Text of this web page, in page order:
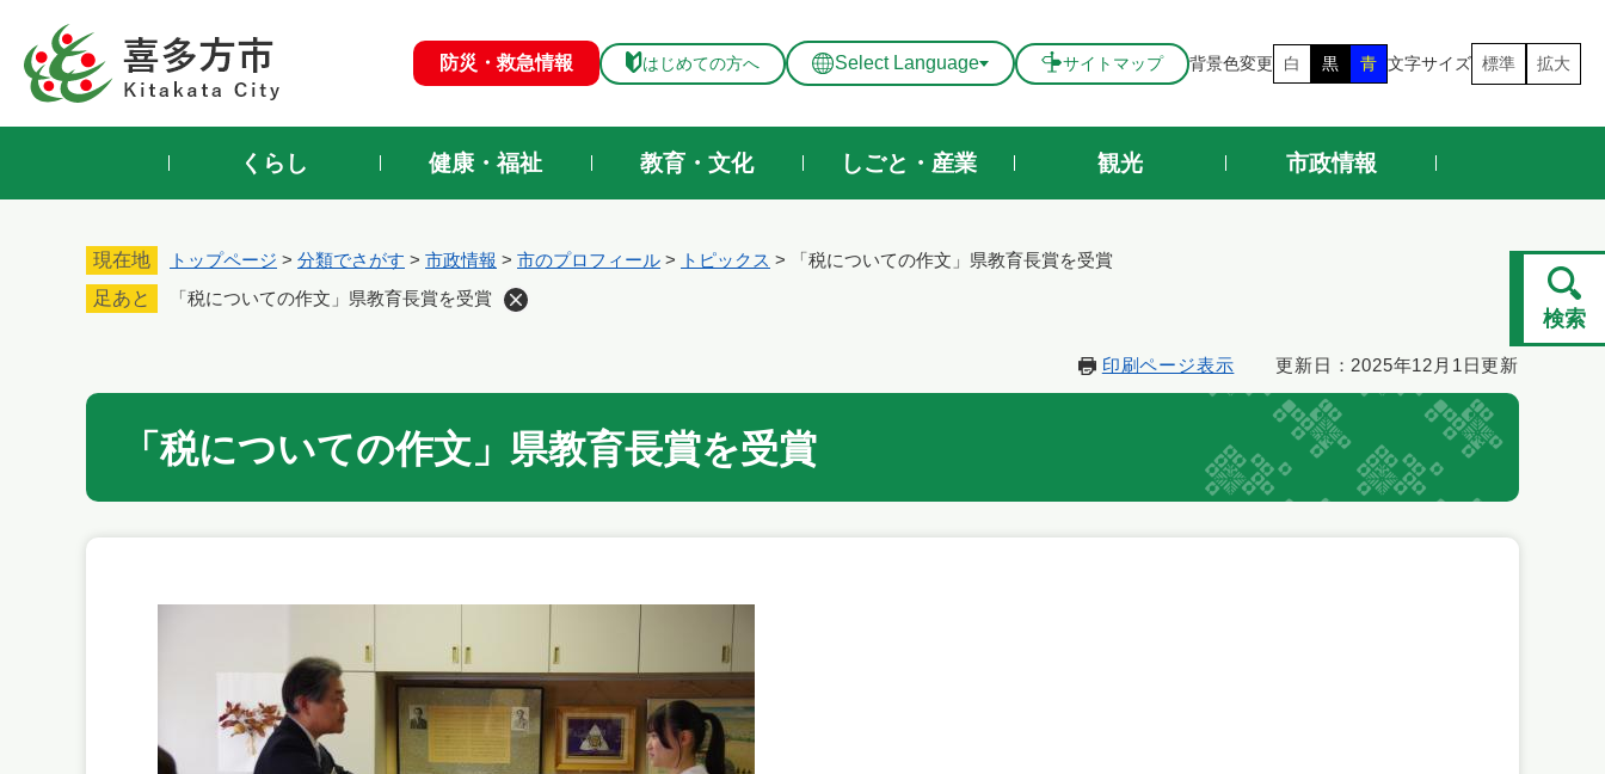
先
防災・救急情報 はじめての方へ Select Language サイトマップ 背景色変更 白 黒 青 文字サイズ 標準 拡大
くらし 健康・福祉 教育・文化 しごと・産業 観光 市政情報
現在地 トップページ > 分類でさがす > 市政情報 > 市のプロフィール > トピックス >
「税についての作文」県教育長賞を受賞
足あと
「税についての作文」県教育長賞を受賞
文
印刷ページ表示 更新日：2025年12月1日更新
「税についての作文」県教育長賞を受賞
検索